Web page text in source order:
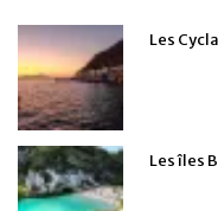
Les
Les îles